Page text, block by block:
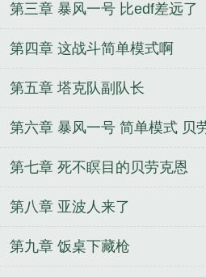
第三章 暴风一号 比edf差远了
第四章 这战斗简单模式啊
第五章 塔克队副队长
第六章 暴风一号 简单模式 贝
第七章 死不瞑目的贝劳克恩
第八章 亚波人来了
第九章 饭桌下藏枪